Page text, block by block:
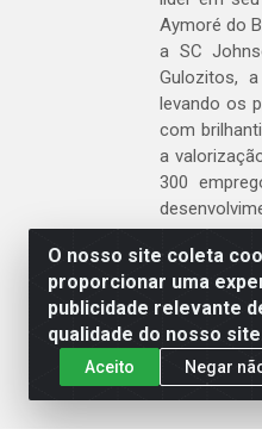
O nosso site coleta
proporcionar uma
publicidade relevante
qualidade do nosso
Aceito Negar
Aymoré do
a SC
Gulozitos,
levando os
com
a
300
atua.
Venha
Clique aqui